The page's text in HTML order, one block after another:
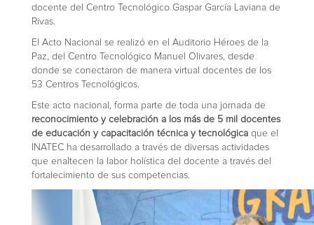
docente del Centro Tecnológico Gaspar García Laviana de
Rivas.
El Acto Nacional se realizó en el Auditorio Héroes de la
Paz, del Centro Tecnológico Manuel Olivares, desde
donde se conectaron de manera virtual docentes de los
53 Centros Tecnológicos.
Este acto nacional, forma parte de toda una jornada de
reconocimiento y celebración a los más de 5 mil docentes
de educación y capacitación técnica y tecnológica que el
INATEC ha desarrollado a través de diversas actividades
que enaltecen la labor holística del docente a través del
fortalecimiento de sus competencias.